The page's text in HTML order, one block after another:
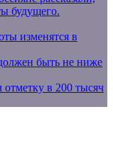
будущего.
изменятся в
быть не ниже
отметку в 200 тысяч